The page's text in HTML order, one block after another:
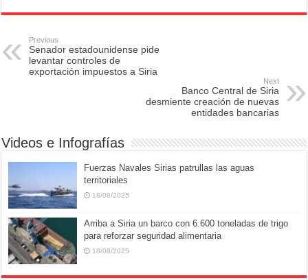
c
e
b
o
st
d
o
ail ar
Previous
Senador estadounidense pide
levantar controles de
exportación impuestos a Siria
Next
Banco Central de Siria
desmiente creación de nuevas
entidades bancarias
Videos e Infografías
Fuerzas Navales Sirias patrullas las aguas
territoriales
18/08/2025
Arriba a Siria un barco con 6.600 toneladas de trigo
para reforzar seguridad alimentaria
18/08/2025